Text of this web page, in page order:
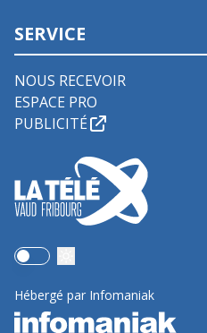
SERVICE
NOUS RECEVOIR
ESPACE PRO
PUBLICITÉ
Use setting
Hébergé par Infomaniak